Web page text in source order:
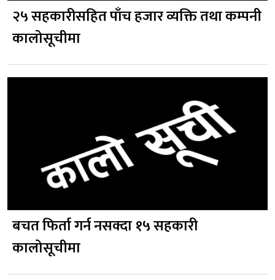
२५ सहकारीसहित पाँच हजार व्यक्ति तथा कम्पनी
कालोसूचीमा
बचत फिर्ता गर्न नसक्दा १५ सहकारी
कालोसूचीमा